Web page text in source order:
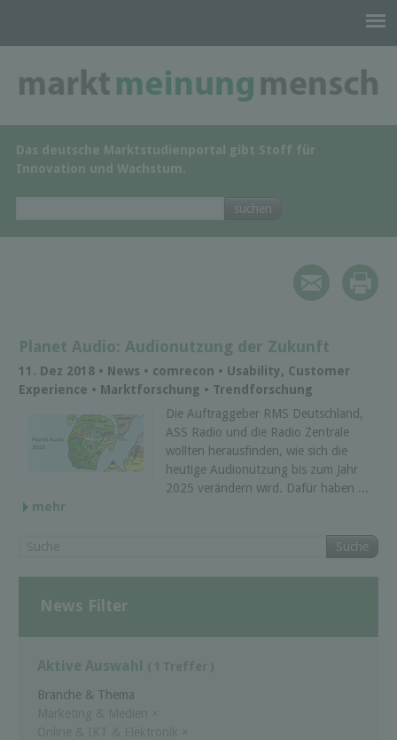
Das deutsche Marktstudienportal gibt Stoff für
Innovation und Wachstum.
Planet Audio: Audionutzung der Zukunft
11. Dez 2018 • News • comrecon • Usability, Customer
Experience • Marktforschung • Trendforschung
Die Auftraggeber RMS Deutschland,
ASS Radio und die Radio Zentrale
wollten herausfinden, wie sich die
heutige Audionutzung bis zum Jahr
2025 verändern wird. Dafür haben ...
mehr
Suche
News Filter
Aktive Auswahl ( 1 Treffer )
Branche & Thema
Marketing & Medien ×
Online & IKT & Elektronik ×